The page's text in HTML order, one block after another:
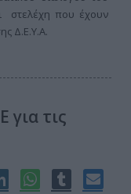
στελέχη που έχουν
Δ.Ε.Υ.Α.
τις